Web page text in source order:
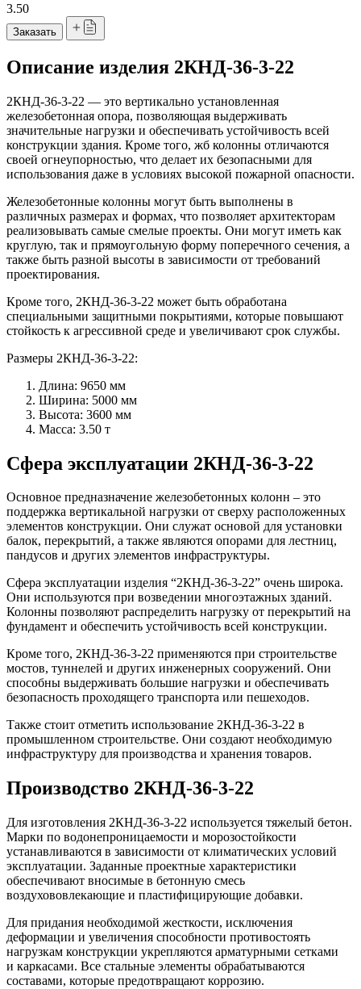
3.50
Заказать
Описание изделия 2КНД-36-3-22
2КНД-36-3-22 — это вертикально установленная
железобетонная опора, позволяющая выдерживать
значительные нагрузки и обеспечивать устойчивость всей
конструкции здания. Кроме того, жб колонны отличаются
своей огнеупорностью, что делает их безопасными для
использования даже в условиях высокой пожарной опасности.
Железобетонные колонны могут быть выполнены в
различных размерах и формах, что позволяет архитекторам
реализовывать самые смелые проекты. Они могут иметь как
круглую, так и прямоугольную форму поперечного сечения, а
также быть разной высоты в зависимости от требований
проектирования.
Кроме того, 2КНД-36-3-22 может быть обработана
специальными защитными покрытиями, которые повышают
стойкость к агрессивной среде и увеличивают срок службы.
Размеры 2КНД-36-3-22:
Длина: 9650 мм
Ширина: 5000 мм
Высота: 3600 мм
Масса: 3.50 т
Сфера эксплуатации 2КНД-36-3-22
Основное предназначение железобетонных колонн – это
поддержка вертикальной нагрузки от сверху расположенных
элементов конструкции. Они служат основой для установки
балок, перекрытий, а также являются опорами для лестниц,
пандусов и других элементов инфраструктуры.
Сфера эксплуатации изделия “2КНД-36-3-22” очень широка.
Они используются при возведении многоэтажных зданий.
Колонны позволяют распределить нагрузку от перекрытий на
фундамент и обеспечить устойчивость всей конструкции.
Кроме того, 2КНД-36-3-22 применяются при строительстве
мостов, туннелей и других инженерных сооружений. Они
способны выдерживать большие нагрузки и обеспечивать
безопасность проходящего транспорта или пешеходов.
Также стоит отметить использование 2КНД-36-3-22 в
промышленном строительстве. Они создают необходимую
инфраструктуру для производства и хранения товаров.
Производство 2КНД-36-3-22
Для изготовления 2КНД-36-3-22 используется тяжелый бетон.
Марки по водонепроницаемости и морозостойкости
устанавливаются в зависимости от климатических условий
эксплуатации. Заданные проектные характеристики
обеспечивают вносимые в бетонную смесь
воздухововлекающие и пластифицирующие добавки.
Для придания необходимой жесткости, исключения
деформации и увеличения способности противостоять
нагрузкам конструкции укрепляются арматурными сетками
и каркасами. Все стальные элементы обрабатываются
составами, которые предотвращают коррозию.